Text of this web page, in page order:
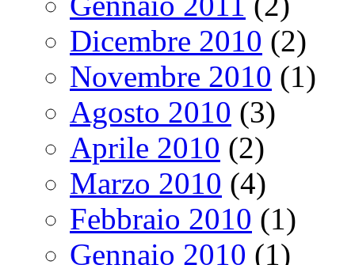
Dicembre 2010 (2)
Novembre 2010 (1)
Agosto 2010 (3)
Aprile 2010 (2)
Marzo 2010 (4)
Febbraio 2010 (1)
Gennaio 2010 (1)